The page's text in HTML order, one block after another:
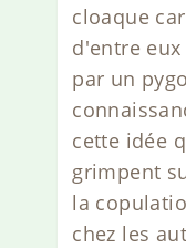
cloaque
d'entre
par un
cette idée
grimpent
la
chez les